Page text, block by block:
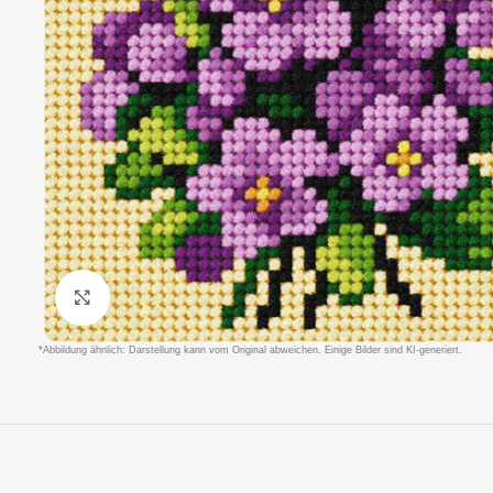
Klicken um zu vergrößern
*Abbildung ähnlich: Darstellung kann vom Original abweichen. Einige Bilder sind KI-generiert.